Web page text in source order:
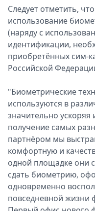
Следует отметить,
использование
(наряду с
идентификации,
приобретённых сим-
Российской
"Биометрические
используются в
значительно
получение самых
партнёром мы
комфортную и
одной площадке они
сдать биометрию,
одновременно
повседневной жизни